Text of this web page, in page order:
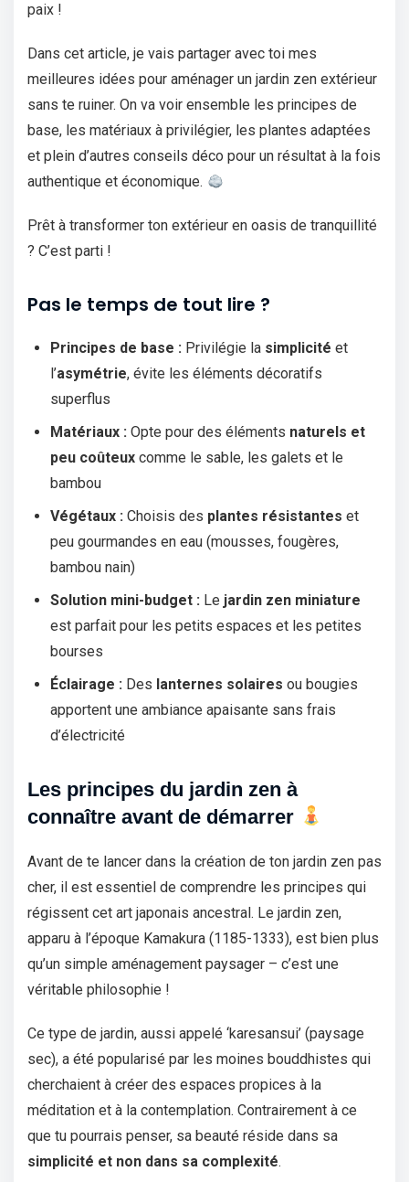
paix !
Dans cet article, je vais partager avec toi mes
meilleures idées pour aménager un jardin zen extérieur
sans te ruiner. On va voir ensemble les principes de
base, les matériaux à privilégier, les plantes adaptées
et plein d’autres conseils déco pour un résultat à la fois
authentique et économique.
Prêt à transformer ton extérieur en oasis de tranquillité
? C’est parti !
Pas le temps de tout lire ?
Principes de base : Privilégie la simplicité et
l’asymétrie, évite les éléments décoratifs
superflus
Matériaux : Opte pour des éléments naturels et
peu coûteux comme le sable, les galets et le
bambou
Végétaux : Choisis des plantes résistantes et
peu gourmandes en eau (mousses, fougères,
bambou nain)
Solution mini-budget : Le jardin zen miniature
est parfait pour les petits espaces et les petites
bourses
Éclairage : Des lanternes solaires ou bougies
apportent une ambiance apaisante sans frais
d’électricité
Les principes du jardin zen à
connaître avant de démarrer
Avant de te lancer dans la création de ton jardin zen pas
cher, il est essentiel de comprendre les principes qui
régissent cet art japonais ancestral. Le jardin zen,
apparu à l’époque Kamakura (1185-1333), est bien plus
qu’un simple aménagement paysager – c’est une
véritable philosophie !
Ce type de jardin, aussi appelé ‘karesansui’ (paysage
sec), a été popularisé par les moines bouddhistes qui
cherchaient à créer des espaces propices à la
méditation et à la contemplation. Contrairement à ce
que tu pourrais penser, sa beauté réside dans sa
simplicité et non dans sa complexité.